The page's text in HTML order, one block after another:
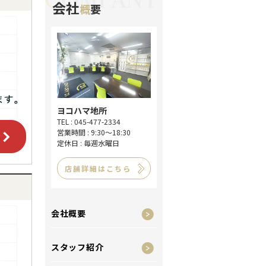
会社概要
ヨコハマ地所
TEL : 045-477-2334
営業時間 : 9:30～18:30
定休日 : 毎週水曜日
店舗詳細はこちら
会社概要
スタッフ紹介